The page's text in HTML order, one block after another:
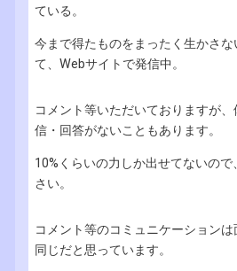
ている。
今まで得たものをまったく生かさ
て、Webサイトで発信中。
コメント等いただいておりますが
信・回答がないこともあります。
10%くらいの力しか出せてないの
さい。
コメント等のコミュニケーション
同じだと思っています。